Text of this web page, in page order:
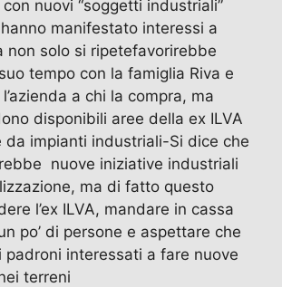
nuovi “soggetti industriali”
manifestato interessi a
non solo si ripetefavorirebbe
tempo con la famiglia Riva e
a chi la compra, ma
disponibili aree della ex ILVA
da impianti industriali-Si dice che
nuove iniziative industriali
ma di fatto questo
l’ex ILVA, mandare in cassa
po’ di persone e aspettare che
padroni interessati a fare nuove
terreni